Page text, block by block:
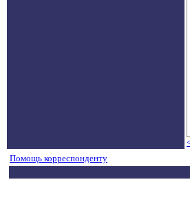
Помощь корреспонденту